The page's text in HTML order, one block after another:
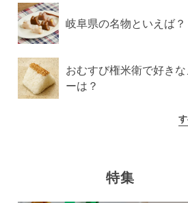
岐阜県の名物といえば？
おむすび権米衛で好きな
ーは？
特集